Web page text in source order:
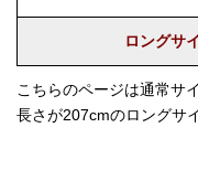
ロングサ
こちらのページは通常サ
長さが207cmのロングサ